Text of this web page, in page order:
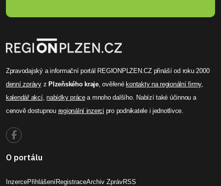
Zpravodajský a informační portál REGIONPLZEN.CZ přináší od roku 2000
denní zprávyz Plzeňského kraje, ověřené kontakty na regionální firmy,
kalendář akcí,nabídky prácea mnoho dalšího. Nabízí také účinnou a
cenově dostupnou regionální inzerci pro podnikatele i jednotlivce.
O portálu
InzercePřihlášeníRegistraceArchiv ZprávRSS